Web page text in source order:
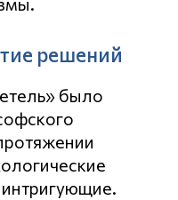
решений
было